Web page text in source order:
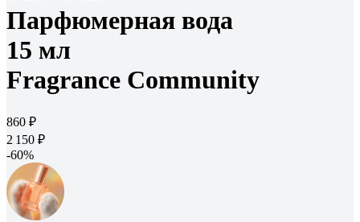
Парфюмерная вода
15 мл
Fragrance Community
860 ₽
2 150 ₽
-60%